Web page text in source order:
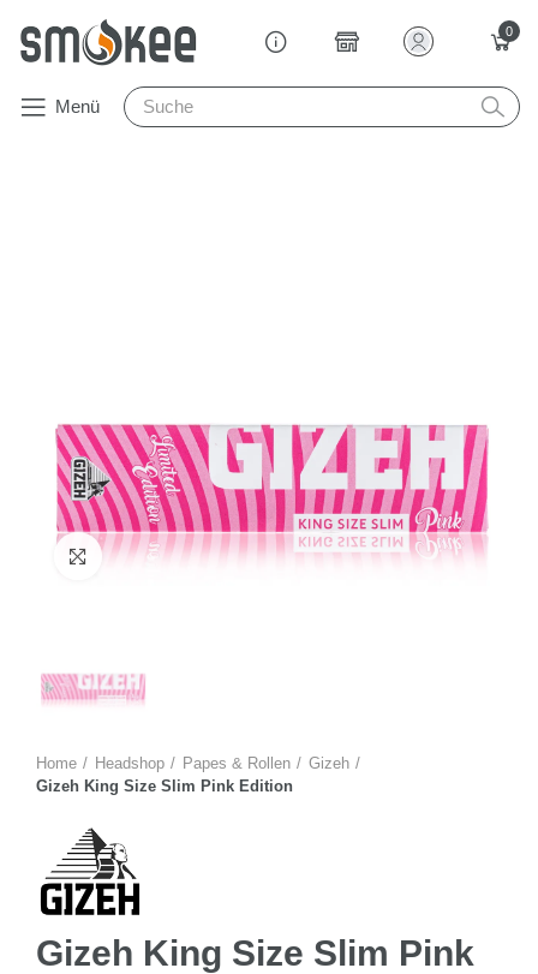
0
Menü
Zum Vergrössern anklicken
Home Headshop Papes & Rollen
Gizeh
Gizeh King Size Slim Pink Edition
Gizeh King Size Slim Pink